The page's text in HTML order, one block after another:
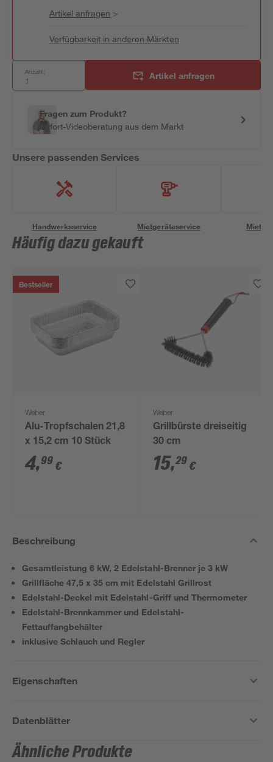
Artikel anfragen >
Verfügbarkeit in anderen Märkten
Anzahl: Artikel anfragen
Fragen zum Produkt?
Sofort-Videoberatung aus dem Markt
Unsere passenden Services
Handwerksservice Mietgeräteservice
Häufig dazu gekauft
Bestseller
Weber
Alu-Tropfschalen 21,8
x 15,2 cm 10 Stück
4,99 €
Weber
Grillbürste dreiseitig
30 cm
15,29 €
Beschreibung
Gesamtleistung 6 kW, 2 Edelstahl-Brenner je 3 kW
Grillfläche 47,5 x 35 cm mit Edelstahl Grillrost
Edelstahl-Deckel mit Edelstahl-Griff und Thermometer
Edelstahl-Brennkammer und Edelstahl-
Fettauffangbehälter
inklusive Schlauch und Regler
Eigenschaften
Datenblätter
Ähnliche Produkte